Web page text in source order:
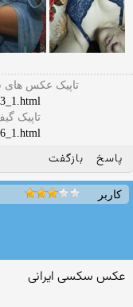
تاپیک عکس
تاپیک
پاسخ بازگفت
کاربر
عکس سکسی ایرانی